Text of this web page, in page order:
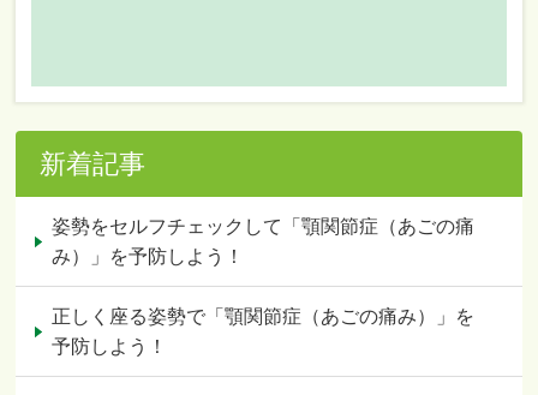
新着記事
姿勢をセルフチェックして「顎関節症（あごの痛
み）」を予防しよう！
正しく座る姿勢で「顎関節症（あごの痛み）」を
予防しよう！